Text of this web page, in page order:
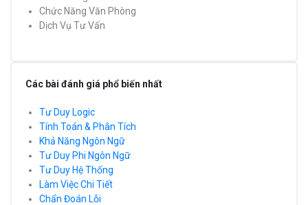
Chức Năng Văn Phòng
Dịch Vụ Tư Vấn
Các bài đánh giá phổ biến nhất
Tư Duy Logic
Tính Toán & Phân Tích
Khả Năng Ngôn Ngữ
Tư Duy Phi Ngôn Ngữ
Tư Duy Hệ Thống
Làm Việc Chi Tiết
Chẩn Đoán Lỗi